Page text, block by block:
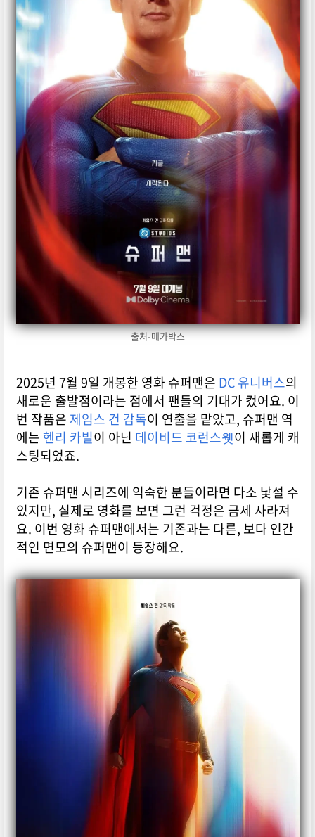
출처-메가박스
2025년 7월 9일 개봉한 영화 슈퍼맨은 DC 유니버스의
새로운 출발점이라는 점에서 팬들의 기대가 컸어요. 이
번 작품은 제임스 건 감독이 연출을 맡았고, 슈퍼맨 역
에는헨리 카빌이 아닌 데이비드 코런스웻이 새롭게 캐
스팅되었죠.
기존 슈퍼맨 시리즈에 익숙한 분들이라면 다소 낯설 수
있지만, 실제로 영화를 보면 그런 걱정은 금세 사라져
요. 이번 영화 슈퍼맨에서는 기존과는 다른, 보다 인간
적인 면모의 슈퍼맨이 등장해요.